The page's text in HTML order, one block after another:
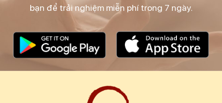
bạn để trải nghiệm miễn phí trong 7 ngày.